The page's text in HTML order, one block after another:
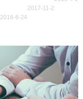
2017-11-2
2016-6-24